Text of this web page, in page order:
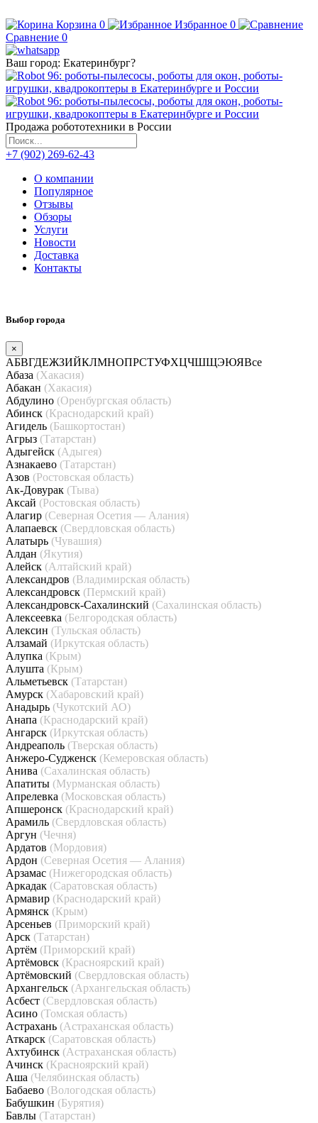
Корзина 0 Избранное 0
Сравнение 0
Ваш город: Екатеринбург?
Продажа робототехники в России
+7 (902) 269-62-43
О компании
Популярное
Отзывы
Обзоры
Услуги
Новости
Доставка
Контакты
Выбор города
×
АБВГДЕЖЗИЙКЛМНОПРСТУФХЦЧШЩЭЮЯВсе
Абаза (Хакасия)
Абакан (Хакасия)
Абдулино (Оренбургская область)
Абинск (Краснодарский край)
Агидель (Башкортостан)
Агрыз (Татарстан)
Адыгейск (Адыгея)
Азнакаево (Татарстан)
Азов (Ростовская область)
Ак-Довурак (Тыва)
Аксай (Ростовская область)
Алагир (Северная Осетия — Алания)
Алапаевск (Свердловская область)
Алатырь (Чувашия)
Алдан (Якутия)
Алейск (Алтайский край)
Александров (Владимирская область)
Александровск (Пермский край)
Александровск-Сахалинский (Сахалинская область)
Алексеевка (Белгородская область)
Алексин (Тульская область)
Алзамай (Иркутская область)
Алупка (Крым)
Алушта (Крым)
Альметьевск (Татарстан)
Амурск (Хабаровский край)
Анадырь (Чукотский АО)
Анапа (Краснодарский край)
Ангарск (Иркутская область)
Андреаполь (Тверская область)
Анжеро-Судженск (Кемеровская область)
Анива (Сахалинская область)
Апатиты (Мурманская область)
Апрелевка (Московская область)
Апшеронск (Краснодарский край)
Арамиль (Свердловская область)
Аргун (Чечня)
Ардатов (Мордовия)
Ардон (Северная Осетия — Алания)
Арзамас (Нижегородская область)
Аркадак (Саратовская область)
Армавир (Краснодарский край)
Армянск (Крым)
Арсеньев (Приморский край)
Арск (Татарстан)
Артём (Приморский край)
Артёмовск (Красноярский край)
Артёмовский (Свердловская область)
Архангельск (Архангельская область)
Асбест (Свердловская область)
Асино (Томская область)
Астрахань (Астраханская область)
Аткарск (Саратовская область)
Ахтубинск (Астраханская область)
Ачинск (Красноярский край)
Аша (Челябинская область)
Бабаево (Вологодская область)
Бабушкин (Бурятия)
Бавлы (Татарстан)